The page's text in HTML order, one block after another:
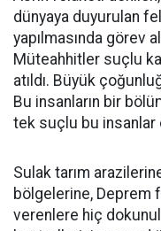
dünyaya duyurulan
yapılmasında görev
Müteahhitler suçlu
atıldı. Büyük
Bu insanların bir
tek suçlu bu insanlar
Sulak tarım
bölgelerine, Deprem
verenlere hiç